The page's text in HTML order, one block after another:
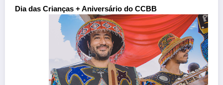
Dia das Crianças + Aniversário do CCBB